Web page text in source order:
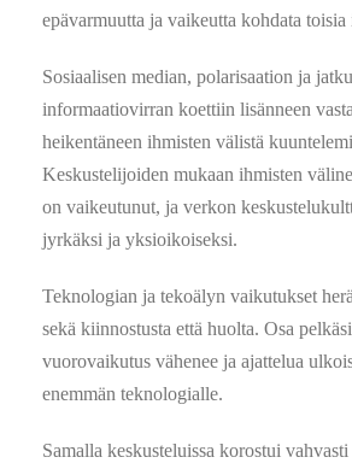
epävarmuutta ja vaikeutta kohdata toisia
Sosiaalisen median, polarisaation ja
informaatiovirran koettiin lisänneen
heikentäneen ihmisten välistä
Keskustelijoiden mukaan ihmisten
on vaikeutunut, ja verkon
jyrkäksi ja yksioikoiseksi.
Teknologian ja tekoälyn vaikutukset
sekä kiinnostusta että huolta. Osa
vuorovaikutus vähenee ja ajattelua
enemmän teknologialle.
Samalla keskusteluissa korostui